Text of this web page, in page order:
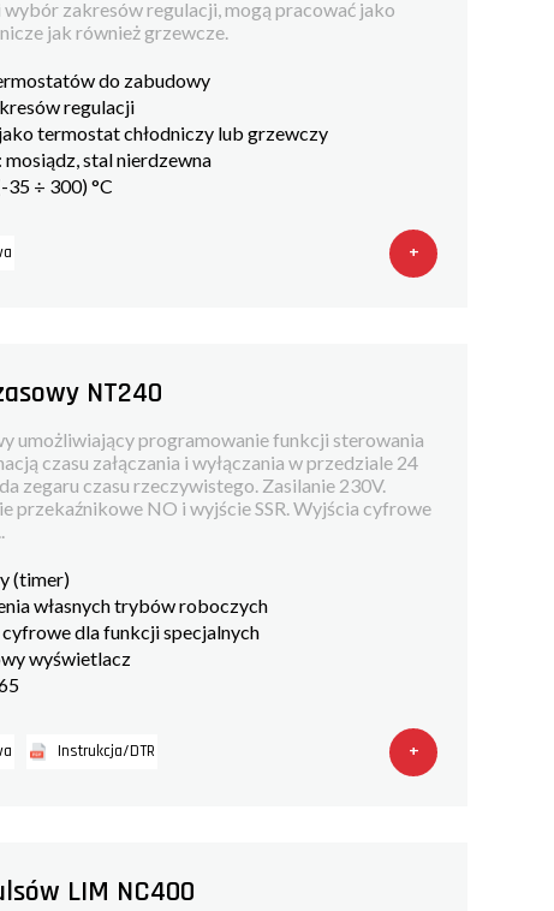
zakresów regulacji, mogą pracować jako
jak również grzewcze.
do zabudowy
regulacji
termostat chłodniczy lub grzewczy
stal nierdzewna
35 ÷ 300) °C
+
NT240
umożliwiający programowanie funkcji sterowania
czasu załączania i wyłączania w przedziale 24
zegaru czasu rzeczywistego. Zasilanie 230V.
przekaźnikowe NO i wyjście SSR. Wyjścia cyfrowe
(timer)
własnych trybów roboczych
dla funkcji specjalnych
wyświetlacz
Instrukcja/DTR +
LIM NC400